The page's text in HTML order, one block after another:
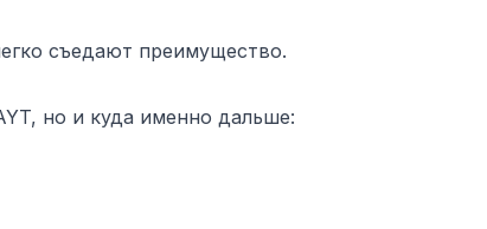
съедают преимущество.
но и куда именно дальше: